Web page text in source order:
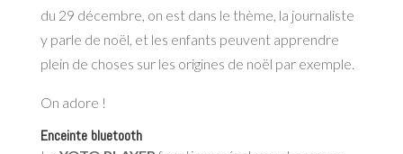
du 29 décembre, on est dans le thème, la journaliste
y parle de noël, et les enfants peuvent apprendre
plein de choses sur les origines de noël par exemple.
On adore !
Enceinte bluetooth